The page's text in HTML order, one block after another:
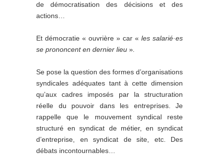
de démocratisation des décisions et des
actions…
Et démocratie « ouvrière » car « les salarié·es
se prononcent en dernier lieu »
Se pose la question des formes d’organisations
syndicales adéquates tant à cette dimension
qu’aux cadres imposés par la structuration
réelle du pouvoir dans les entreprises. Je
rappelle que le mouvement syndical reste
structuré en syndicat de métier, en syndicat
d’entreprise, en syndicat de site, etc. Des
débats incontournables…